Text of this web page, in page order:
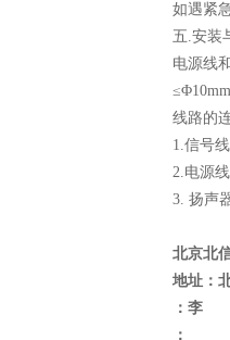
如遇紧
五.安装
电源线
线路的
1.信号
2.电源
3. 扬声
北京北
地址：
：李
：